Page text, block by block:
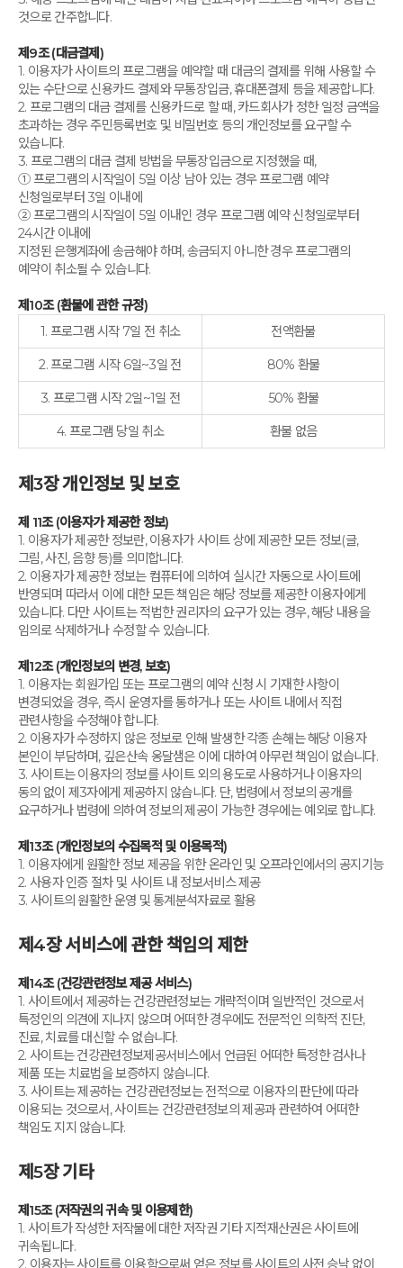
것으로 간주합니다.
제9조 (대금결제)
1. 이용자가 사이트의 프로그램을 예약할 때 대금의 결제를 위해 사용할 수
있는 수단으로 신용카드 결제와 무통장입금, 휴대폰결제 등을 제공합니다.
2. 프로그램의 대금 결제를 신용카드로 할 때, 카드회사가 정한 일정 금액을
초과하는 경우 주민등록번호 및 비밀번호 등의 개인정보를 요구할 수
있습니다.
3. 프로그램의 대금 결제 방법을 무통장입금으로 지정했을 때,
① 프로그램의 시작일이 5일 이상 남아 있는 경우 프로그램 예약
신청일로부터 3일 이내에
② 프로그램의 시작일이 5일 이내인 경우 프로그램 예약 신청일로부터
24시간 이내에
지정된 은행계좌에 송금해야 하며, 송금되지 아니한 경우 프로그램의
예약이 취소될 수 있습니다.
제10조 (환불에 관한 규정)
1. 프로그램 시작 7일 전 취소
전액환불
2. 프로그램 시작 6일~3일 전 80% 환불
3. 프로그램 시작 2일~1일 전 50% 환불
4. 프로그램 당일 취소 환불 없음
제3장 개인정보 및 보호
제 11조 (이용자가 제공한 정보)
1. 이용자가 제공한 정보란, 이용자가 사이트 상에 제공한 모든 정보(글,
그림, 사진, 음향 등)를 의미합니다.
2. 이용자가 제공한 정보는 컴퓨터에 의하여 실시간 자동으로 사이트에
반영되며 따라서 이에 대한 모든 책임은 해당 정보를 제공한 이용자에게
있습니다. 다만 사이트는 적법한 권리자의 요구가 있는 경우, 해당 내용을
임의로 삭제하거나 수정할 수 있습니다.
제12조 (개인정보의 변경, 보호)
1. 이용자는 회원가입 또는 프로그램의 예약 신청 시 기재한 사항이
변경되었을 경우, 즉시 운영자를 통하거나 또는 사이트 내에서 직접
관련사항을 수정해야 합니다.
2. 이용자가 수정하지 않은 정보로 인해 발생한 각종 손해는 해당 이용자
본인이 부담하며, 깊은산속 옹달샘은 이에 대하여 아무런 책임이 없습니다.
3. 사이트는 이용자의 정보를 사이트 외의 용도로 사용하거나 이용자의
동의 없이 제3자에게 제공하지 않습니다. 단, 법령에서 정보의 공개를
요구하거나 법령에 의하여 정보의 제공이 가능한 경우에는 예외로 합니다.
제13조 (개인정보의 수집목적 및 이용목적)
1. 이용자에게 원활한 정보 제공을 위한 온라인 및 오프라인에서의 공지기능
2. 사용자 인증 절차 및 사이트 내 정보서비스 제공
3. 사이트의 원활한 운영 및 통계분석자료로 활용
제4장 서비스에 관한 책임의 제한
제14조 (건강관련정보 제공 서비스)
1. 사이트에서 제공하는 건강관련정보는 개략적이며 일반적인 것으로서
특정인의 의견에 지나지 않으며 어떠한 경우에도 전문적인 의학적 진단,
진료, 치료를 대신할 수 없습니다.
2. 사이트는 건강관련정보제공서비스에서 언급된 어떠한 특정한 검사나
제품 또는 치료법을 보증하지 않습니다.
3. 사이트는 제공하는 건강관련정보는 전적으로 이용자의 판단에 따라
이용되는 것으로서, 사이트는 건강관련정보의 제공과 관련하여 어떠한
책임도 지지 않습니다.
제5장 기타
제15조 (저작권의 귀속 및 이용제한)
1. 사이트가 작성한 저작물에 대한 저작권 기타 지적재산권은 사이트에
귀속됩니다.
2. 이용자는 사이트를 이용함으로써 얻은 정보를 사이트의 사전 승낙 없이